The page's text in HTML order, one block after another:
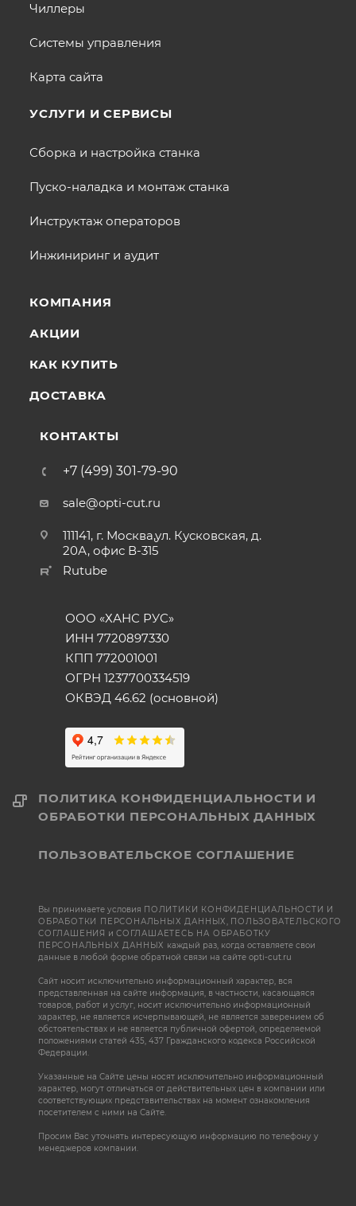
Чиллеры
Системы управления
Карта сайта
УСЛУГИ И СЕРВИСЫ
Сборка и настройка станка
Пуско-наладка и монтаж станка
Инструктаж операторов
Инжиниринг и аудит
КОМПАНИЯ
АКЦИИ
КАК КУПИТЬ
ДОСТАВКА
КОНТАКТЫ
+7 (499) 301-79-90
sale@opti-cut.ru
111141, г. Москва,ул. Кусковская, д.
20А, офис В-315
Rutube
ООО «ХАНС РУС»
ИНН 7720897330
КПП 772001001
ОГРН 1237700334519
ОКВЭД 46.62 (основной)
ПОЛИТИКА КОНФИДЕНЦИАЛЬНОСТИ И
ОБРАБОТКИ ПЕРСОНАЛЬНЫХ ДАННЫХ
ПОЛЬЗОВАТЕЛЬСКОЕ СОГЛАШЕНИЕ
Вы принимаете условия ПОЛИТИКИ КОНФИДЕНЦИАЛЬНОСТИ И
ОБРАБОТКИ ПЕРСОНАЛЬНЫХ ДАННЫХ, ПОЛЬЗОВАТЕЛЬСКОГО
СОГЛАШЕНИЯ иСОГЛАШАЕТЕСЬ НА ОБРАБОТКУ
ПЕРСОНАЛЬНЫХ ДАННЫХ каждый раз, когда оставляете свои
данные в любой форме обратной связи на сайте opti-cut.ru
Сайт носит исключительно информационный характер, вся
представленная на сайте информация, в частности, касающаяся
товаров, работ и услуг, носит исключительно информационный
характер, не является исчерпывающей, не является заверением об
обстоятельствах и не является публичной офертой, определяемой
положениями статей 435, 437 Гражданского кодекса Российской
Федерации.
Указанные на Сайте цены носят исключительно информационный
характер, могут отличаться от действительных цен в компании или
соответствующих представительствах на момент ознакомления
посетителем с ними на Сайте.
Просим Вас уточнять интересующую информацию по телефону у
менеджеров компании.